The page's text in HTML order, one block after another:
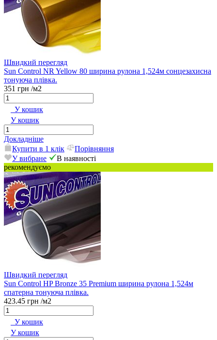
Швидкий перегляд
Sun Control NR Yellow 80 ширина рулона 1,524м сонцезахисна
тонуюча плівка.
351 грн /м2
У кошик
У кошик
Докладніше
Купити в 1 клік
Порівняння
У вибране
В наявності
рекомендуємо
Швидкий перегляд
Sun Control HP Bronze 35 Premium ширина рулона 1,524м
спатерна тонуюча плівка.
423.45 грн /м2
У кошик
У кошик